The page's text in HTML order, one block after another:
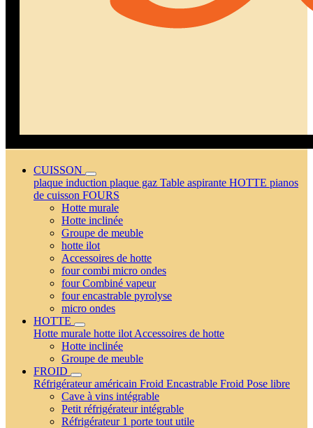
CUISSON
plaque induction plaque gaz Table aspirante HOTTE pianos
de cuisson FOURS
Hotte murale
Hotte inclinée
Groupe de meuble
hotte ilot
Accessoires de hotte
four combi micro ondes
four Combiné vapeur
four encastrable pyrolyse
micro ondes
HOTTE
Hotte murale hotte ilot Accessoires de hotte
Hotte inclinée
Groupe de meuble
FROID
Réfrigérateur américain Froid Encastrable Froid Pose libre
Cave à vins intégrable
Petit réfrigérateur intégrable
Réfrigérateur 1 porte tout utile